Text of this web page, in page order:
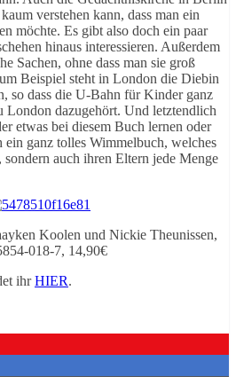
verstehen kann, dass man ein
möchte. Es gibt also doch ein paar
hinaus interessieren. Außerdem
Sachen, ohne dass man sie groß
Beispiel steht in London die Diebin
so dass die U-Bahn für Kinder ganz
London dazugehört. Und letztendlich
etwas bei diesem Buch lernen oder
ganz tolles Wimmelbuch, welches
auch ihren Eltern jede Menge
Koolen und Nickie Theunissen,
018-7, 14,90€
ihrHIER.